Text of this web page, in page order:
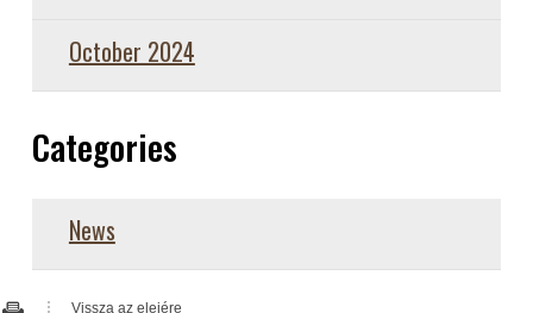
October 2024
Categories
News
Vissza az elejére